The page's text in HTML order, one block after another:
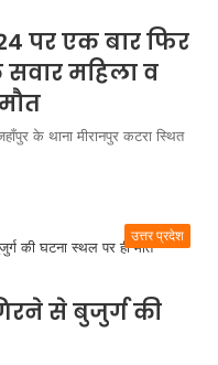
पर एक बार फिर
महिला व
के थाना मीरानपुर कटरा स्थित
उत्तर प्रदेश
से बुजुर्ग की